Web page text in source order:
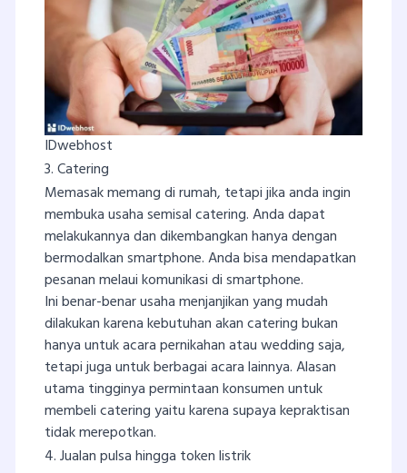
IDwebhost
3. Catering
Memasak memang di rumah, tetapi jika anda ingin
membuka usaha semisal catering. Anda dapat
melakukannya dan dikembangkan hanya dengan
bermodalkan smartphone. Anda bisa mendapatkan
pesanan melaui komunikasi di smartphone.
Ini benar-benar usaha menjanjikan yang mudah
dilakukan karena kebutuhan akan catering bukan
hanya untuk acara pernikahan atau wedding saja,
tetapi juga untuk berbagai acara lainnya. Alasan
utama tingginya permintaan konsumen untuk
membeli catering yaitu karena supaya kepraktisan
tidak merepotkan.
4. Jualan pulsa hingga token listrik